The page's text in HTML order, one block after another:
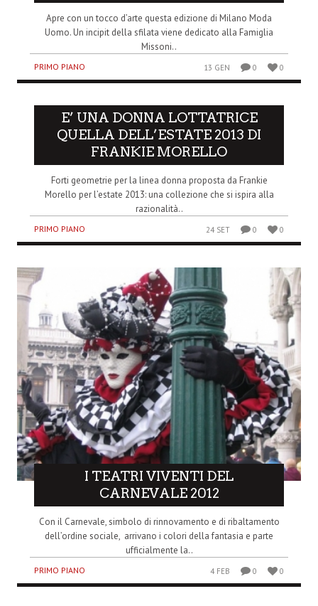
Apre con un tocco d’arte questa edizione di Milano Moda
Uomo. Un incipit della sfilata viene dedicato alla Famiglia
Missoni..
PRIMO PIANO 13 GEN 0 0
E’ UNA DONNA LOTTATRICE
QUELLA DELL’ESTATE 2013 DI
FRANKIE MORELLO
Forti geometrie per la linea donna proposta da Frankie
Morello per l’estate 2013: una collezione che si ispira alla
razionalità..
PRIMO PIANO 24 SET 0 0
I TEATRI VIVENTI DEL
CARNEVALE 2012
Con il Carnevale, simbolo di rinnovamento e di ribaltamento
dell’ordine sociale, arrivano i colori della fantasia e parte
ufficialmente la..
PRIMO PIANO 4 FEB 0 0